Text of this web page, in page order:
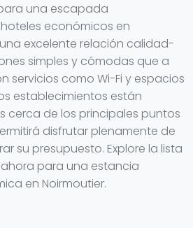
una escapada
económicos en
excelente relación calidad-
simples y cómodas que a
servicios como Wi-Fi y espacios
establecimientos están
cerca de los principales puntos
disfrutar plenamente de
su presupuesto. Explore la lista
para una estancia
en Noirmoutier.